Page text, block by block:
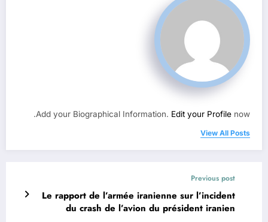
Add your Biographical Information. Edit your Profile now.
View All Posts
Previous post
Le rapport de l’armée iranienne sur l’incident
du crash de l’avion du président iranien